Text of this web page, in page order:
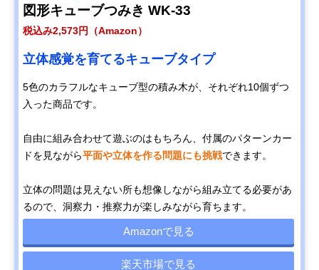
図形キューブつみき WK-33
税込み2,573円（Amazon）
立体感覚を育てるキューブタイプ
5色のカラフルなキューブ型の積み木が、それぞれ10個ずつ
入った商品です。
自由に組み合わせて遊ぶのはもちろん、付属のパターンカー
ドを見ながら平面や立体を作る問題にも挑戦できます。
立体の問題は見えない所も想像しながら組み立てる必要があ
るので、洞察力・推察力が楽しみながら育ちます。
Amazonで見る
楽天市場で見る